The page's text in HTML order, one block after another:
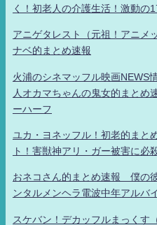
く！初老人の介護生活！激動の
アニゲタレスト（元祖！アニ
ナベ的まとめ速報
火浦のシネマッフル映画NEWS
人オカマちゃんの鬼女的まとめ
ーハーフ
ユカ・ヨネッフル！初老的まと
ト！害獣神アリ・ガー被害に必
おネコさん的まとめ速報 僕の
ンタルメンヘラ電波中年アルバ
スケバン！デカッフルまっくす